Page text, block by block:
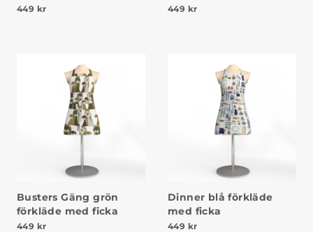
449 kr 449 kr
Busters Gäng grön
förkläde med ficka
449 kr
Dinner blå förkläde
med ficka
449 kr